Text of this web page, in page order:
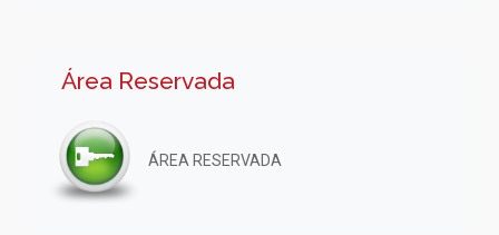
Área Reservada
ÁREA RESERVADA